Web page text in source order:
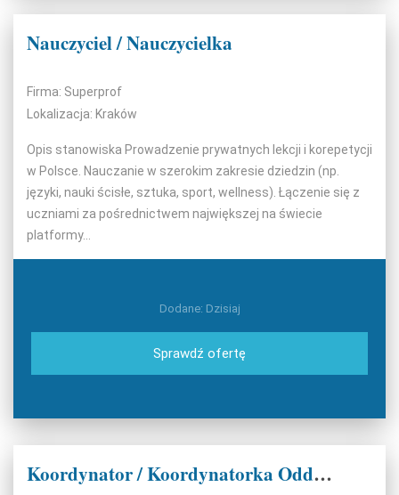
Nauczyciel / Nauczycielka
Firma: Superprof
Lokalizacja: Kraków
Opis stanowiska Prowadzenie prywatnych lekcji i korepetycji
w Polsce. Nauczanie w szerokim zakresie dziedzin (np.
języki, nauki ścisłe, sztuka, sport, wellness). Łączenie się z
uczniami za pośrednictwem największej na świecie
platformy...
Dodane: Dzisiaj
Sprawdź ofertę
Koordynator / Koordynatorka Oddziału